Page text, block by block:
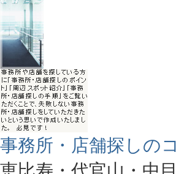
事務所・店舗探しの